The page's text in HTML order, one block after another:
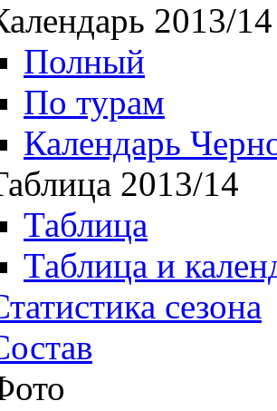
2013/14
Полный
По турам
Календарь
2013/14
Таблица
Таблица и
сезона